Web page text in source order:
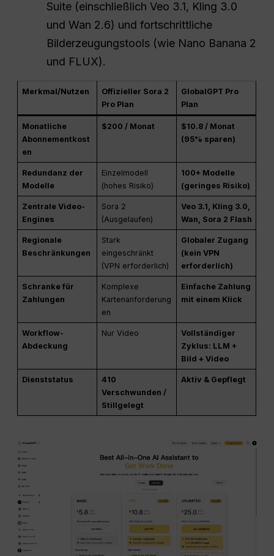
Suite (einschließlich Veo 3.1, Kling 3.0
und Wan 2.6) und fortschrittliche
Bilderzeugungstools (wie Nano Banana 2
und FLUX).
Merkmal/Nutzen
Offizieller Sora 2
Pro Plan
GlobalGPT Pro
Plan
Monatliche
Abonnementkost
en
$200 / Monat
$10.8 / Monat
(95% sparen)
Redundanz der
Modelle
Einzelmodell
(hohes Risiko)
100+ Modelle
(geringes Risiko)
Zentrale Video-
Engines
Sora 2
(Ausgelaufen)
Veo 3.1, Kling 3.0,
Wan, Sora 2 Flash
Regionale
Beschränkungen
Stark
eingeschränkt
(VPN erforderlich)
Globaler Zugang
(kein VPN
erforderlich)
Schranke für
Zahlungen
Komplexe
Kartenanforderung
en
Einfache Zahlung
mit einem Klick
Workflow-
Abdeckung
Nur Video
Vollständiger
Zyklus: LLM +
Bild + Video
Dienststatus
410
Verschwunden /
Stillgelegt
Aktiv & Gepflegt